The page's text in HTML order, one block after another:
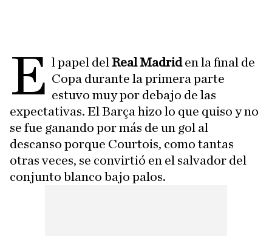
E l papel del Real Madriden la final de
Copa durante la primera parte
estuvo muy por debajo de las
expectativas. El Barça hizo lo que quiso y no
se fue ganando por más de un gol al
descanso porque Courtois, como tantas
otras veces, se convirtió en el salvador del
conjunto blanco bajo palos.